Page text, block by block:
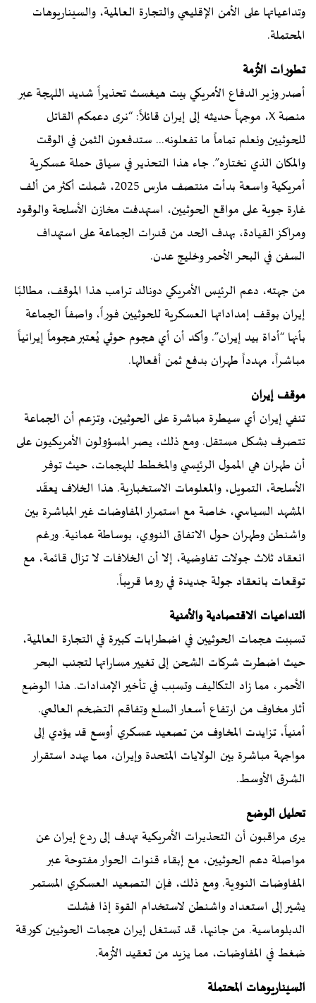
وتداعياتها على الأمن الإقليمي والتجارة العالمية، والسيناريوهات
المحتملة.
تطورات الأزمة
أصدر وزير الدفاع الأمريكي بيت هيغسث تحذيراً شديد اللهجة عبر
منصة X، موجهاً حديثه إلى إيران قائلاً: “نرى دعمكم القاتل
للحوثيين ونعلم تماماً ما تفعلونه... ستدفعون الثمن في الوقت
والمكان الذي نختاره”. جاء هذا التحذير في سياق حملة عسكرية
أمريكية واسعة بدأت منتصف مارس 2025، شملت أكثر من ألف
غارة جوية على مواقع الحوثيين، استهدفت مخازن الأسلحة والوقود
ومراكز القيادة، بهدف الحد من قدرات الجماعة على استهداف
السفن في البحر الأحمر وخليج عدن.
من جهته، دعم الرئيس الأمريكي دونالد ترامب هذا الموقف، مطالبًا
إيران بوقف إمداداتها العسكرية للحوثيين فوراً، واصفاً الجماعة
بأنها “أداة بيد إيران”. وأكد أن أي هجوم حوثي يُعتبر هجوماً إيرانياً
مباشراً، مهدداً طهران بدفع ثمن أفعالها.
موقف إيران
تنفي إيران أي سيطرة مباشرة على الحوثيين، وتزعم أن الجماعة
تتصرف بشكل مستقل. ومع ذلك، يصر المسؤولون الأمريكيون على
أن طهران هي الممول الرئيسي والمخطط للهجمات، حيث توفر
الأسلحة، التمويل، والمعلومات الاستخبارية. هذا الخلاف يعقّد
المشهد السياسي، خاصة مع استمرار المفاوضات غير المباشرة بين
واشنطن وطهران حول الاتفاق النووي، بوساطة عمانية. ورغم
انعقاد ثلاث جولات تفاوضية، إلا أن الخلافات لا تزال قائمة، مع
توقعات بانعقاد جولة جديدة في روما قريباً.
التداعيات الاقتصادية والأمنية
تسببت هجمات الحوثيين في اضطرابات كبيرة في التجارة العالمية،
حيث اضطرت شركات الشحن إلى تغيير مساراتها لتجنب البحر
الأحمر، مما زاد التكاليف وتسبب في تأخير الإمدادات. هذا الوضع
أثار مخاوف من ارتفاع أسعار السلع وتفاقم التضخم العالمي.
أمنياً، تزايدت المخاوف من تصعيد عسكري أوسع قد يؤدي إلى
مواجهة مباشرة بين الولايات المتحدة وإيران، مما يهدد استقرار
الشرق الأوسط.
تحليل الوضع
يرى مراقبون أن التحذيرات الأمريكية تهدف إلى ردع إيران عن
مواصلة دعم الحوثيين، مع إبقاء قنوات الحوار مفتوحة عبر
المفاوضات النووية. ومع ذلك، فإن التصعيد العسكري المستمر
يشير إلى استعداد واشنطن لاستخدام القوة إذا فشلت
الدبلوماسية. من جانبها، قد تستغل إيران هجمات الحوثيين كورقة
ضغط في المفاوضات، مما يزيد من تعقيد الأزمة.
السيناريوهات المحتملة